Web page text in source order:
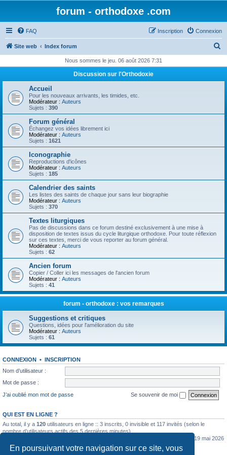
En poursuivant votre navigation sur ce site, vous
forum - orthodoxe .com
FAQ Connexion
Inscription
Site web Index forum
h
Nous sommes le jeu. 06 août 2026 7:31
Discussion sur l'Orthodoxie
Accueil
Pour les nouveaux arrivants, les timides, etc.
Modérateur : Auteurs
Sujets : 390
Forum général
Échangez vos idées librement ici
Modérateur : Auteurs
Sujets : 1621
Iconographie
Reproductions d'icônes
Modérateur : Auteurs
Sujets : 185
Calendrier des saints
Les listes des saints de chaque jour sans leur biographie
Modérateur : Auteurs
Sujets : 370
Textes liturgiques
Pas de discussions dans ce forum destiné exclusivement à une mise à
disposition de textes issus du cycle liturgique orthodoxe. Pour toute réflexion
sur ces textes, merci de vous reporter au forum général.
Modérateur : Auteurs
Sujets : 62
Ancien forum
Copier / Coller ici les messages de l'ancien forum
Modérateur : Auteurs
Sujets : 41
forum - orthodoxe : vos remarques
Suggestions et critiques
Questions, idées pour l'amélioration du site
Modérateur : Auteurs
Sujets : 61
CONNEXION • INSCRIPTION
Nom d’utilisateur :
Mot de passe :
J’ai oublié mon mot de passe
Se souvenir de moi
QUI EST EN LIGNE ?
Au total, il y a 120 utilisateurs en ligne :: 3 inscrits, 0 invisible et 117 invités (selon le
nombre d’utilisateurs actifs des 5 dernières minutes)
le mar. 19 mai 2026
0:07